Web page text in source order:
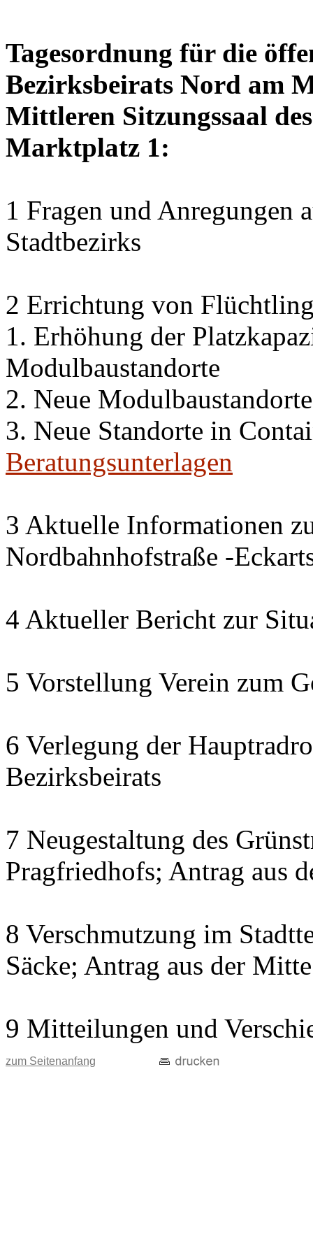
Tagesordnung für die
Bezirksbeirats Nord am
Mittleren Sitzungssaal
Marktplatz 1:
1 Fragen und Anregungen
Stadtbezirks
2 Errichtung von
1. Erhöhung der
Modulbaustandorte
2. Neue Modulbaustandorte
3. Neue Standorte in
Beratungsunterlagen
3 Aktuelle Informationen
Nordbahnhofstraße -
4 Aktueller Bericht zur
5 Vorstellung Verein zum
6 Verlegung der
Bezirksbeirats
7 Neugestaltung des
Pragfriedhofs; Antrag aus
8 Verschmutzung im
Säcke; Antrag aus der
9 Mitteilungen und
zum Seitenanfang